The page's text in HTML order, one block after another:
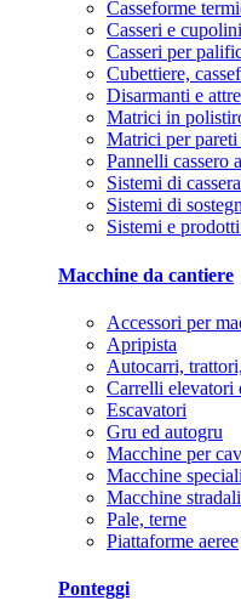
Casseforme
Casseri e
Casseri per
Cubettiere,
Disarmanti e
Matrici in
Matrici per
Pannelli cassero
Sistemi di
Sistemi di
Sistemi e
Macchine da cantiere
Accessori per
Apripista
Autocarri,
Carrelli elevatori
Escavatori
Gru ed autogru
Macchine per
Macchine
Macchine
Pale, terne
Piattaforme aeree
Ponteggi